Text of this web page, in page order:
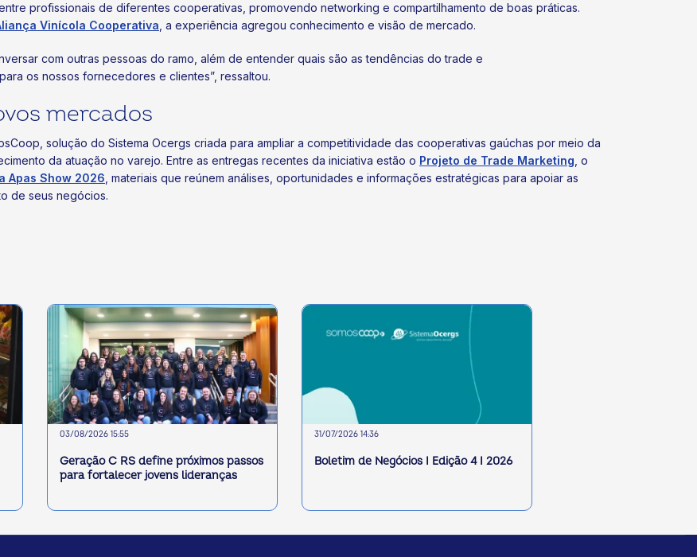
profissionais de diferentes cooperativas, promovendo networking e compartilhamento de boas práticas.
Vinícola Cooperativa, a experiência agregou conhecimento e visão de mercado.
com outras pessoas do ramo, além de entender quais são as tendências do trade e
os nossos fornecedores e clientes”, ressaltou.
mercados
solução do Sistema Ocergs criada para ampliar a competitividade das cooperativas gaúchas por meio da
da atuação no varejo. Entre as entregas recentes da iniciativa estão o Projeto de Trade Marketing , o
Apas Show 2026 , materiais que reúnem análises, oportunidades e informações estratégicas para apoiar as
de seus negócios.
03/08/2026 15:55
Geração C RS define próximos passos
para fortalecer jovens lideranças
31/07/2026 14:36
Boletim de Negócios I Edição 4 I 2026